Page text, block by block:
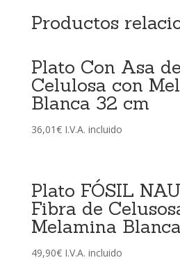
Productos
Plato Con Asa
Celulosa con
Blanca 32 cm
36,01€ I.V.A. incluido
Plato FÓSIL
Fibra de
Melamina Blanca
49,90€ I.V.A. incluido